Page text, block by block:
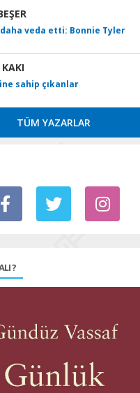
veda etti: Bonnie Tyler
sahip çıkanlar
TÜM YAZARLAR
?